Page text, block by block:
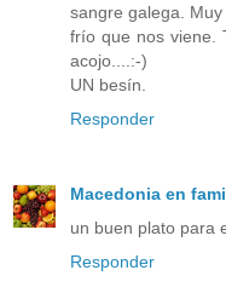
sangre galega.
frío que nos viene.
acojo....:-)
UN besín.
Responder
Macedonia en
un buen plato para
Responder